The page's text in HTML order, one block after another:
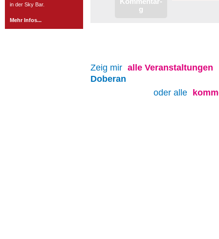
in der Sky Bar.
Mehr Infos...
Zeig mir alle Veranstaltungen
Doberan
oder alle